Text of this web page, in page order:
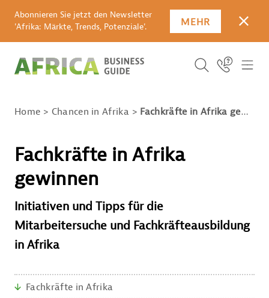
Abonnieren Sie jetzt den Newsletter
'Afrika: Märkte, Trends, Potenziale'.
MEHR
ICON
SUCHBEGRIFF
SUCHEN
Icon Link
Home Chancen in Afrika Fachkräfte in Afrika gewinnen
Fachkräfte in Afrika
gewinnen
Initiativen und Tipps für die
Mitarbeitersuche und Fachkräfteausbildung
in Afrika
Seitennavigation
Fachkräfte in Afrika